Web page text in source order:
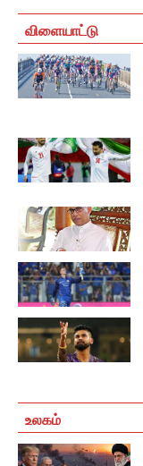
விளையாட்டு
உலகம்